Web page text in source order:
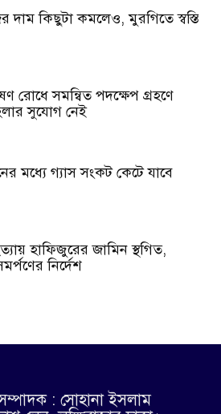
দাম কিছুটা কমলেও, মুরগিতে স্বস্তি
রোধে সমন্বিত পদক্ষেপ গ্রহণে
সুযোগ নেই
মধ্যে গ্যাস সংকট কেটে যাবে
হাফিজুরের জামিন স্থগিত,
নির্দেশ
: সোহানা ইসলাম